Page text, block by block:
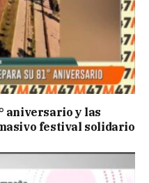
aniversario y las
festival solidario